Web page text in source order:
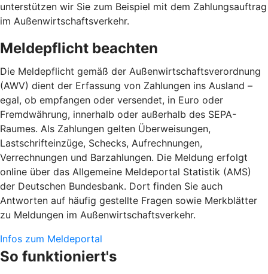
unterstützen wir Sie zum Beispiel mit dem Zahlungsauftrag
im Außenwirtschaftsverkehr.
Meldepflicht beachten
Die Meldepflicht gemäß der Außenwirtschaftsverordnung
(AWV) dient der Erfassung von Zahlungen ins Ausland –
egal, ob empfangen oder versendet, in Euro oder
Fremdwährung, innerhalb oder außerhalb des SEPA-
Raumes. Als Zahlungen gelten Überweisungen,
Lastschrifteinzüge, Schecks, Aufrechnungen,
Verrechnungen und Barzahlungen. Die Meldung erfolgt
online über das Allgemeine Meldeportal Statistik (AMS)
der Deutschen Bundesbank. Dort finden Sie auch
Antworten auf häufig gestellte Fragen sowie Merkblätter
zu Meldungen im Außenwirtschaftsverkehr.
Infos zum Meldeportal
So funktioniert's